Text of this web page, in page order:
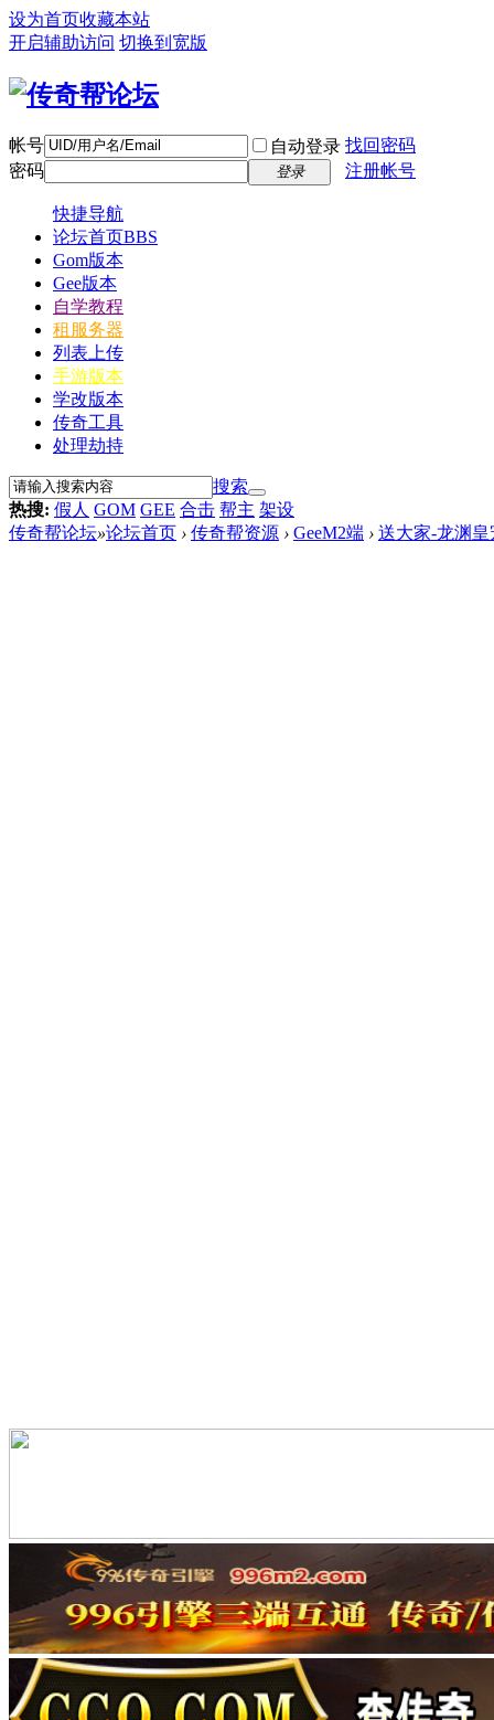
设为首页收藏本站
开启辅助访问 切换到宽版
帐号 自动登录 找回密码
密码
登录 注册帐号
快捷导航
论坛首页BBS
Gom版本
Gee版本
自学教程
租服务器
列表上传
手游版本
学改版本
传奇工具
处理劫持
搜索
热搜: 假人 GOM GEE 合击 帮主 架设
传奇帮论坛»论坛首页 › 传奇帮资源 › GeeM2端 › 送大家-龙渊